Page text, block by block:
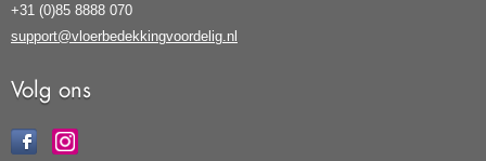
+31 (0)85 8888 070
support@vloerbedekkingvoordelig.nl
Volg ons